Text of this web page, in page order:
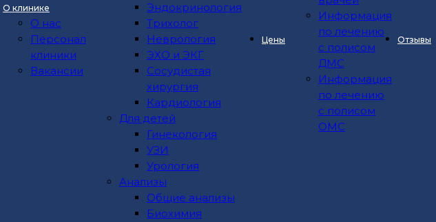
О клинике
О нас
Персонал
клиники
Вакансии
Эндокринология
Трихолог
Неврология
ЭХО и ЭКГ
Сосудистая
хирургия
Кардиология
Для детей
Гинекология
УЗИ
Урология
Анализы
Общие анализы
Биохимия
Цены
Информация
по лечению
с полисом
ДМС
Информация
по лечению
с полисом
ОМС
Отзывы
Урология
Хирургия
Эндокринология
Неврология
ЭХО и ЭКГ
Сосудистая хирургия
Кардиология
Гинекология
Урология